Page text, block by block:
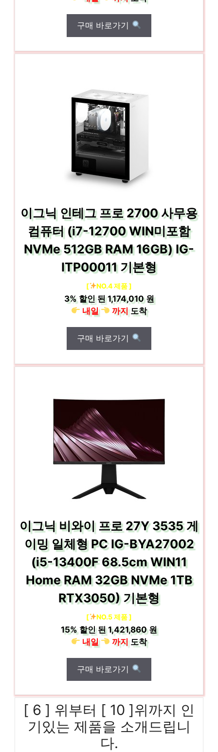
구매 바로가기
이그닉 인테그 프로 2700 사무용
컴퓨터 (i7-12700 WIN미포함
NVMe 512GB RAM 16GB) IG-
ITP00011 기본형
[ NO.4 제품 ]
3%할인 된1,174,010 원
내일
까지도착
구매 바로가기
이그닉 비와이 프로 27Y 3535 게
이밍 일체형 PC IG-BYA27002
(i5-13400F 68.5cm WIN11
Home RAM 32GB NVMe 1TB
RTX3050) 기본형
[ NO.5 제품 ]
15% 할인 된1,421,860 원
내일
까지도착
구매 바로가기
[ 6 ] 위부터 [ 10 ]위까지 인
기있는 제품을 소개드립니
다.